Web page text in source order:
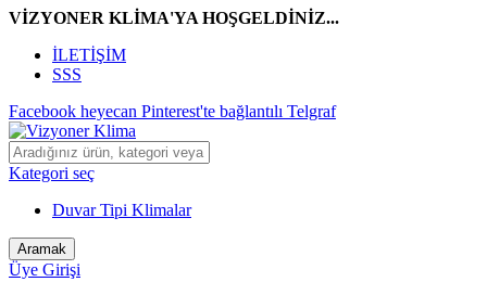
VİZYONER KLİMA'YA HOŞGELDİNİZ...
İLETİŞİM
SSS
Facebook heyecan Pinterest'te bağlantılı Telgraf
Kategori seç
Duvar Tipi Klimalar
Aramak
Üye Girişi